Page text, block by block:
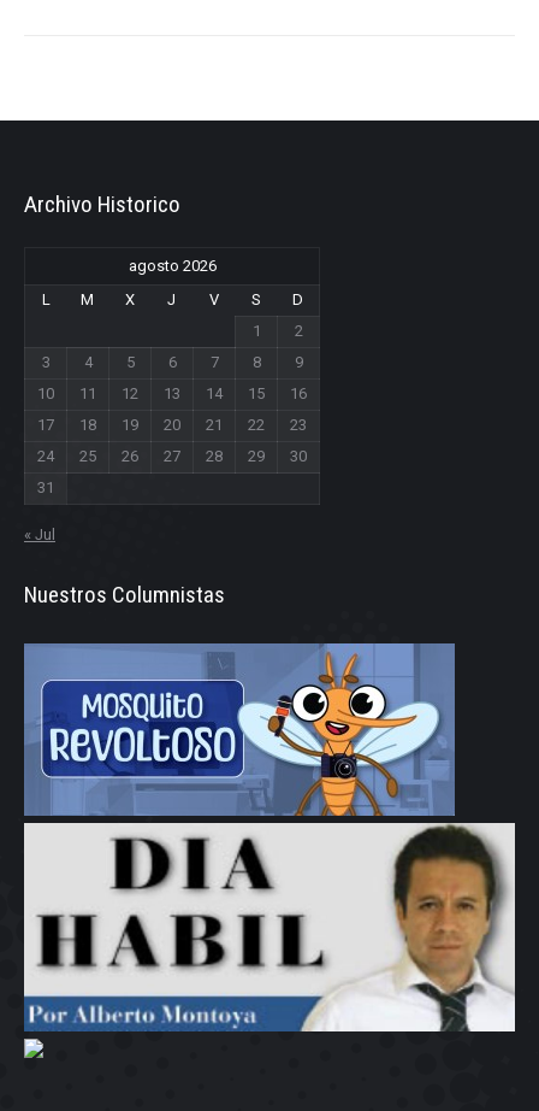
Archivo Historico
agosto 2026
L
M X J V S
D
1
2
3
4 5 6 7 8
9
10
11 12 13 14 15
16
17
18 19 20 21 22
23
24
25 26 27 28 29
30
31
« Jul
Nuestros Columnistas